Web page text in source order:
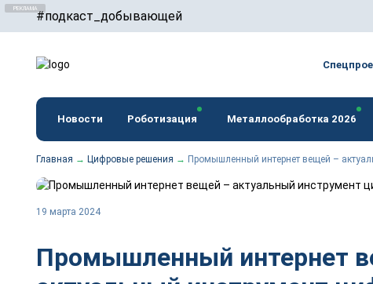
#подкаст_добывающей
erid: F7NfYUJCUneTVxVUwxTu
Новости Роботизация Металлообработка 2026
Главная → Цифровые решения → Промышленный интернет вещей –
19 марта 2024
Промышленный интернет